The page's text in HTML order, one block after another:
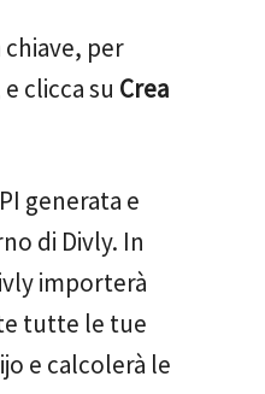
chiave, per
clicca su Crea
generata e
di Divly. In
importerà
tutte le tue
e calcolerà le